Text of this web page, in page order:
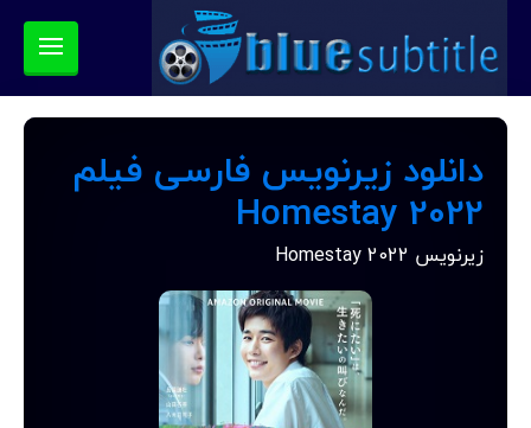
دانلود زیرنویس فارسی فیلم
Homestay 2022
زیرنویس Homestay 2022